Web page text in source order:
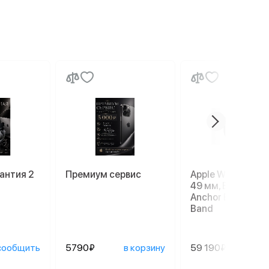
2 Премиум сервис
5790₽ в корзину
Apple Watch
49 мм, Black
Anchor Blue
Band
59 190₽